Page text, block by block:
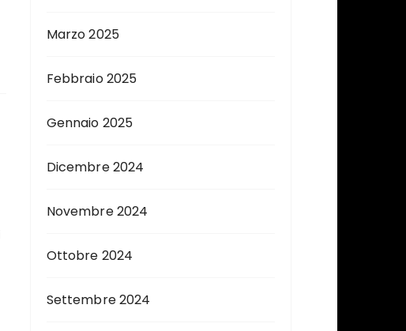
Marzo 2025
Febbraio 2025
Gennaio 2025
Dicembre 2024
Novembre 2024
Ottobre 2024
Settembre 2024